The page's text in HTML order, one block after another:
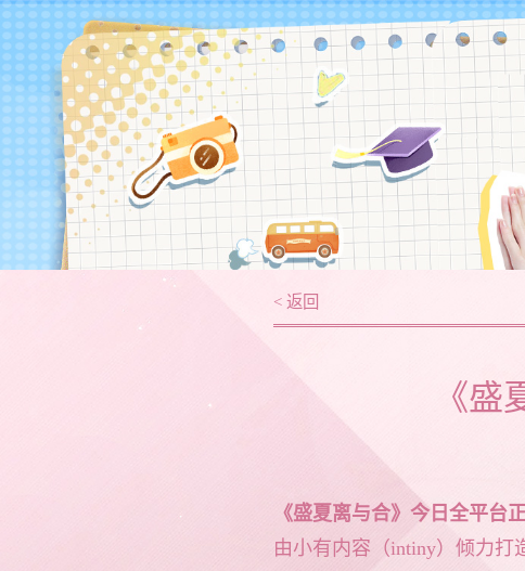
< 返回
《
《盛夏离与合》今日全平台
由小有内容（intiny）倾力